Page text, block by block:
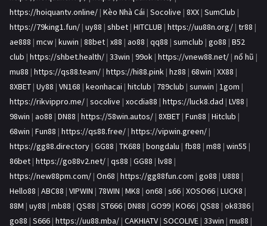
https://hoiquantv.online/ | Kèo Nhà Cái | Socolive | 8XX | SumClub |
https://79king1.fun/ | uy88 | shbet | HITCLUB | https://uu88n.org/ | tr88 |
ae888 | mcw | kuwin | 88bet | x88 | ao88 | qq88 | sumclub | go88 | B52
club | https://shbet.health/ | 33win | 99ok | https://vnew88.net/ | nổ hũ |
mu88 | https://qs88.team/ | https://hi88.pink | hz88 | 68win | XX88 |
8XBET | Uy88 | VN168 | keonhacai | hitclub | 789club | sunwin | 1gom |
https://rikvippro.me/ | socolive | xocdia88 | https://luck8.dad | LV88 |
98win | ao88 | DN88 | https://58win.autos/ | 8XBET | Fun88 | Hitclub |
68win | Fun88 | https://qs88.free/ | https://vipwin.green/ |
https://gg88.directory | GG88 | TK688 | bongdalu | fb88 | m88 | win55 |
86bet | https://go88v2.net/ | qs88 | GG88 | lv88 |
https://new88pm.com/ | On68 | https://gg88fun.com | go88 | U888 |
Hello88 | ABC88 | VIPWIN | 78WIN | MK8 | on68 | s66 | XOSO66 | LUCK8 |
88M | uy88 | mb88 | QS88 | ST666 | DN88 | GO99 | KO66 | QS88 | ok8386 |
go88 | S666 | https://uu88.mba/ | CAKHIATV | SOCOLIVE | 33win | mu88 |